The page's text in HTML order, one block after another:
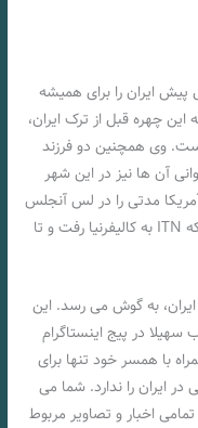
که عنوان شد، سهیلا حدود ۱۸ سال پیش ایران را برای همیشه
این چهره قبل از ترک ایران،
وی همچنین دو فرزند
آن ها نیز در این شهر
مدتی را در لس آنجلس
سکونت داشت. پس از آن برای حضور در شبکه ITN به کالیفرنیا رفت و تا
ایران، به گوش می رسد. این
در پیج اینستاگرام
با همسر خود تنها برای
ایران را ندارد. شما می
تمامی اخبار و تصاویر مربوط